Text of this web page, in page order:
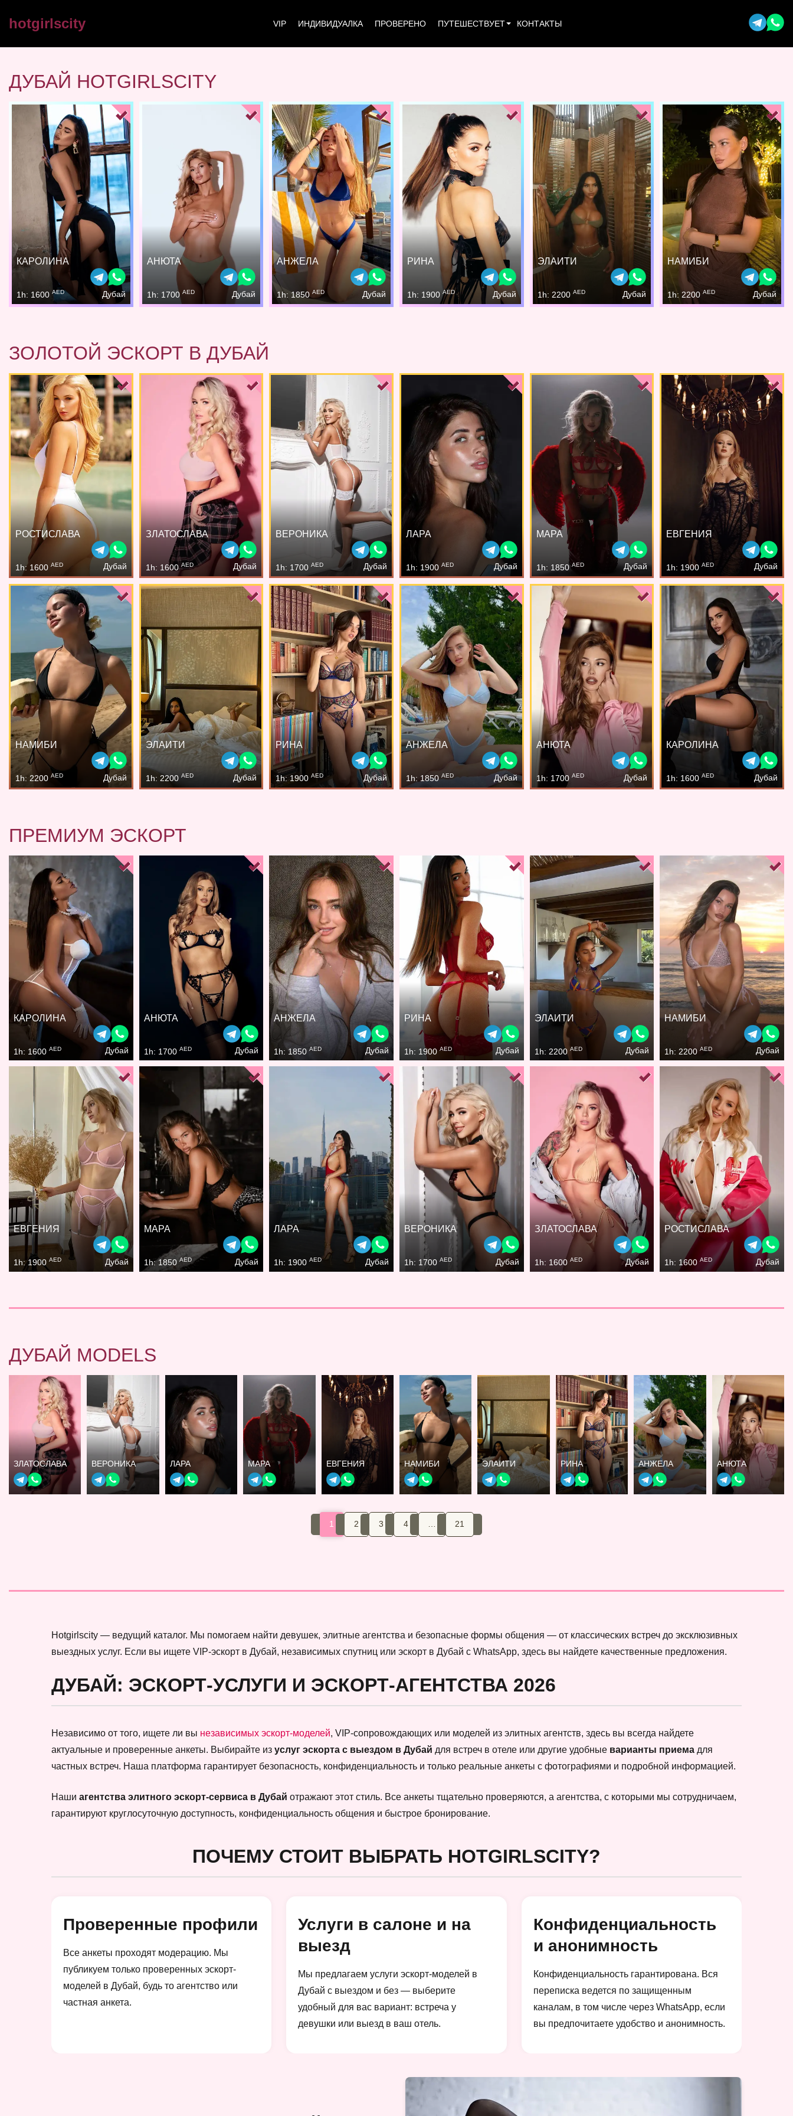
hotgirlscity VIP ИНДИВИДУАЛКА ПРОВЕРЕНО ПУТЕШЕСТВУЕТ КОНТАКТЫ
ДУБАЙ HOTGIRLSCITY
КАРОЛИНА
1h: 1600 AED Дубай
АНЮТА
1h: 1700 AED Дубай
АНЖЕЛА
1h: 1850AED Дубай
РИНА
1h: 1900 AED Дубай
ЭЛАИТИ
1h: 2200 AED Дубай
НАМИБИ
1h: 2200AED Дубай
ЗОЛОТОЙ ЭСКОРТ В ДУБАЙ
РОСТИСЛАВА
1h: 1600 AED Дубай
ЗЛАТОСЛАВА
1h: 1600AED Дубай
ВЕРОНИКА
1h: 1700AED Дубай
ЛАРА
1h: 1900 AED Дубай
МАРА
1h: 1850AED Дубай
ЕВГЕНИЯ
1h: 1900AED Дубай
НАМИБИ
1h: 2200 AED Дубай
ЭЛАИТИ
1h: 2200 AED Дубай
РИНА
1h: 1900AED Дубай
АНЖЕЛА
1h: 1850AED Дубай
АНЮТА
1h: 1700 AED Дубай
КАРОЛИНА
1h: 1600AED Дубай
ПРЕМИУМ ЭСКОРТ
КАРОЛИНА
1h: 1600 AED Дубай
АНЮТА
1h: 1700 AED Дубай
АНЖЕЛА
1h: 1850AED Дубай
РИНА
1h: 1900 AED Дубай
ЭЛАИТИ
1h: 2200 AED Дубай
НАМИБИ
1h: 2200AED Дубай
ЕВГЕНИЯ
1h: 1900 AED Дубай
МАРА
1h: 1850 AED Дубай
ЛАРА
1h: 1900AED Дубай
ВЕРОНИКА
1h: 1700 AED Дубай
ЗЛАТОСЛАВА
1h: 1600 AED Дубай
РОСТИСЛАВА
1h: 1600AED Дубай
ДУБАЙ MODELS
ЗЛАТОСЛАВА ВЕРОНИКА ЛАРА МАРА ЕВГЕНИЯ НАМИБИ ЭЛАИТИ РИНА АНЖЕЛА АНЮТА
1 2 3 4 21
Hotgirlscity — ведущий каталог. Мы помогаем найти девушек, элитные агентства и безопасные формы общения — от классических встреч до эксклюзивных
выездных услуг. Если вы ищете VIP-эскорт в Дубай, независимых спутниц или эскорт в Дубай с WhatsApp, здесь вы найдете качественные предложения.
ДУБАЙ: ЭСКОРТ-УСЛУГИ И ЭСКОРТ-АГЕНТСТВА 2026
Независимо от того, ищете ли вы независимых эскорт-моделей, VIP-сопровождающих или моделей из элитных агентств, здесь вы всегда найдете
актуальные и проверенные анкеты. Выбирайте из услуг эскорта с выездом в Дубай для встреч в отеле или другие удобные варианты приема для
частных встреч. Наша платформа гарантирует безопасность, конфиденциальность и только реальные анкеты с фотографиями и подробной информацией.
Наши агентства элитного эскорт-сервиса в Дубай отражают этот стиль. Все анкеты тщательно проверяются, а агентства, с которыми мы сотрудничаем,
гарантируют круглосуточную доступность, конфиденциальность общения и быстрое бронирование.
ПОЧЕМУ СТОИТ ВЫБРАТЬ HOTGIRLSCITY?
Проверенные профили
Все анкеты проходят модерацию. Мы
публикуем только проверенных эскорт-
моделей в Дубай, будь то агентство или
частная анкета.
Услуги в салоне и на
выезд
Мы предлагаем услуги эскорт-моделей в
Дубай с выездом и без — выберите
удобный для вас вариант: встреча у
девушки или выезд в ваш отель.
Конфиденциальность
и анонимность
Конфиденциальность гарантирована. Вся
переписка ведется по защищенным
каналам, в том числе через WhatsApp, если
вы предпочитаете удобство и анонимность.